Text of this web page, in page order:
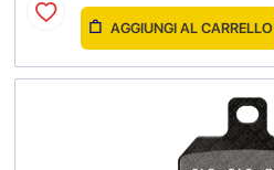
AGGIUNGI AL CARRELLO